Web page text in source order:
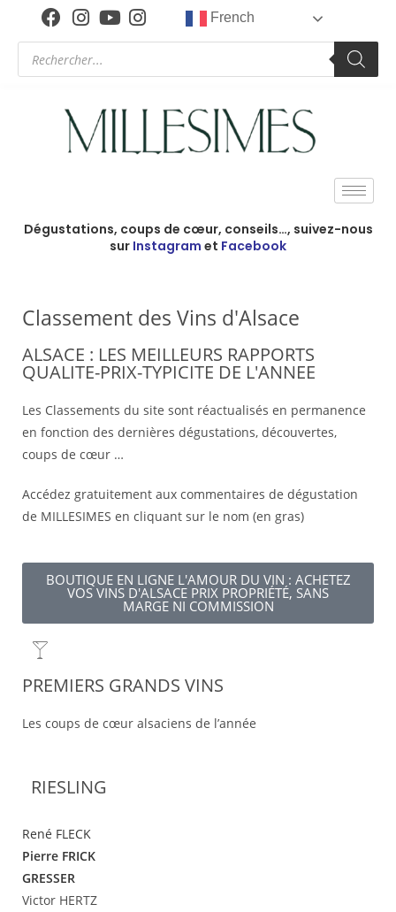
French
Dégustations, coups de cœur, conseils…, suivez-nous
sur Instagram et Facebook
Classement des Vins d'Alsace
ALSACE : LES MEILLEURS RAPPORTS
QUALITE-PRIX-TYPICITE DE L'ANNEE
Les Classements du site sont réactualisés en permanence
en fonction des dernières dégustations, découvertes,
coups de cœur …
Accédez gratuitement aux commentaires de dégustation
de MILLESIMES en cliquant sur le nom (en gras)
BOUTIQUE EN LIGNE L'AMOUR DU VIN : ACHETEZ
VOS VINS D'ALSACE PRIX PROPRIÉTÉ, SANS
MARGE NI COMMISSION
PREMIERS GRANDS VINS
Les coups de cœur alsaciens de l’année
RIESLING
René FLECK
Pierre FRICK
GRESSER
Victor HERTZ